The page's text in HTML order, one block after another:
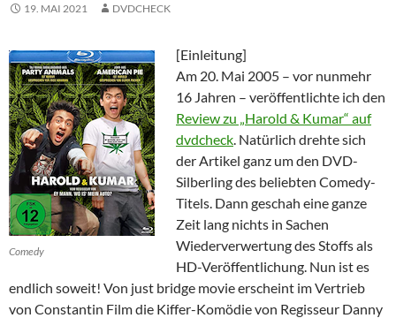
19. MAI 2021 DVDCHECK
Comedy
[Einleitung]
Am 20. Mai 2005 – vor nunmehr
16 Jahren – veröffentlichte ich den
Review zu „Harold & Kumar“ auf
dvdcheck . Natürlich drehte sich
der Artikel ganz um den DVD-
Silberling des beliebten Comedy-
Titels. Dann geschah eine ganze
Zeit lang nichts in Sachen
Wiederverwertung des Stoffs als
HD-Veröffentlichung. Nun ist es
endlich soweit! Von just bridge movie erscheint im Vertrieb
von Constantin Film die Kiffer-Komödie von Regisseur Danny